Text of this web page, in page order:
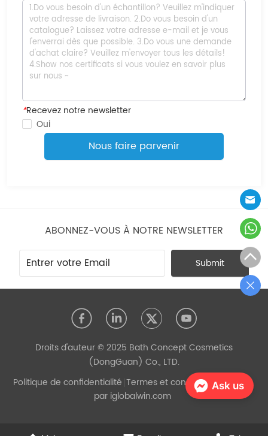
*Recevez notre newsletter
Oui
Nous faire parvenir
ABONNEZ-VOUS À NOTRE NEWSLETTER
Submit
Droits d'auteur © 2025 Bath Concept Cosmetics
(DongGuan) Co., LTD.
Politique de confidentialité Termes et conditions
Propulsé
par iglobalwin.com
Ask us